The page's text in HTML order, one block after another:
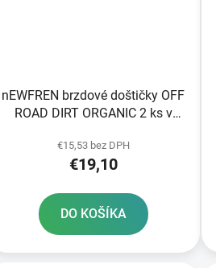
nEWFREN brzdové doštičky OFF
ROAD DIRT ORGANIC 2 ks v
€15,53 bez DPH
€19,10
DO KOŠÍKA